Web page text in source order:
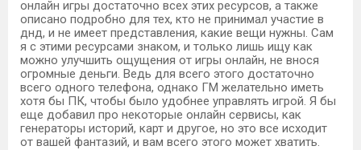
онлайн игры достаточно всех этих ресурсов, а также
описано подробно для тех, кто не принимал участие в
днд, и не имеет представления, какие вещи нужны. Сам
я с этими ресурсами знаком, и только лишь ищу как
можно улучшить ощущения от игры онлайн, не внося
огромные деньги. Ведь для всего этого достаточно
всего одного телефона, однако ГМ желательно иметь
хотя бы ПК, чтобы было удобнее управлять игрой. Я бы
еще добавил про некоторые онлайн сервисы, как
генераторы историй, карт и другое, но это все исходит
от вашей фантазий, и вам всего этого может хватить.